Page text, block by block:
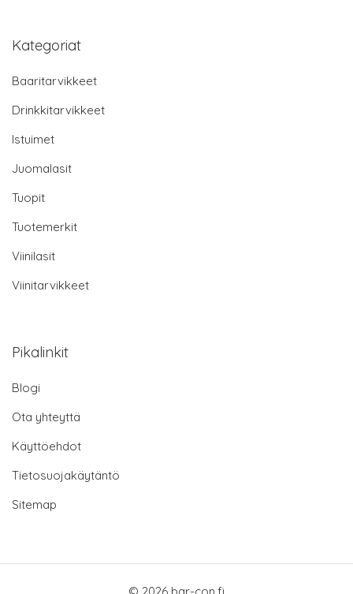
Kategoriat
Baaritarvikkeet
Drinkkitarvikkeet
Istuimet
Juomalasit
Tuopit
Tuotemerkit
Viinilasit
Viinitarvikkeet
Pikalinkit
Blogi
Ota yhteyttä
Käyttöehdot
Tietosuojakäytäntö
Sitemap